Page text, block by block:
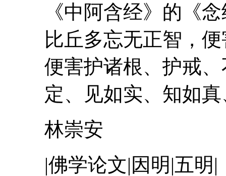
《中阿含经》的
比丘多忘无正智，
便害护诸根、 护戒
定、见如实、知如
林崇安
|佛学论文|因明|五明|